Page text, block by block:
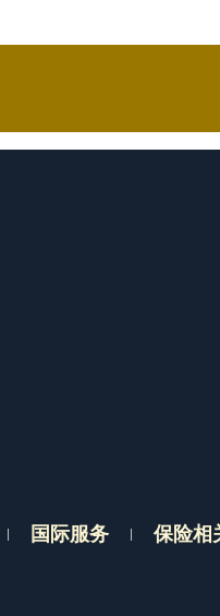
国际服务 保险相